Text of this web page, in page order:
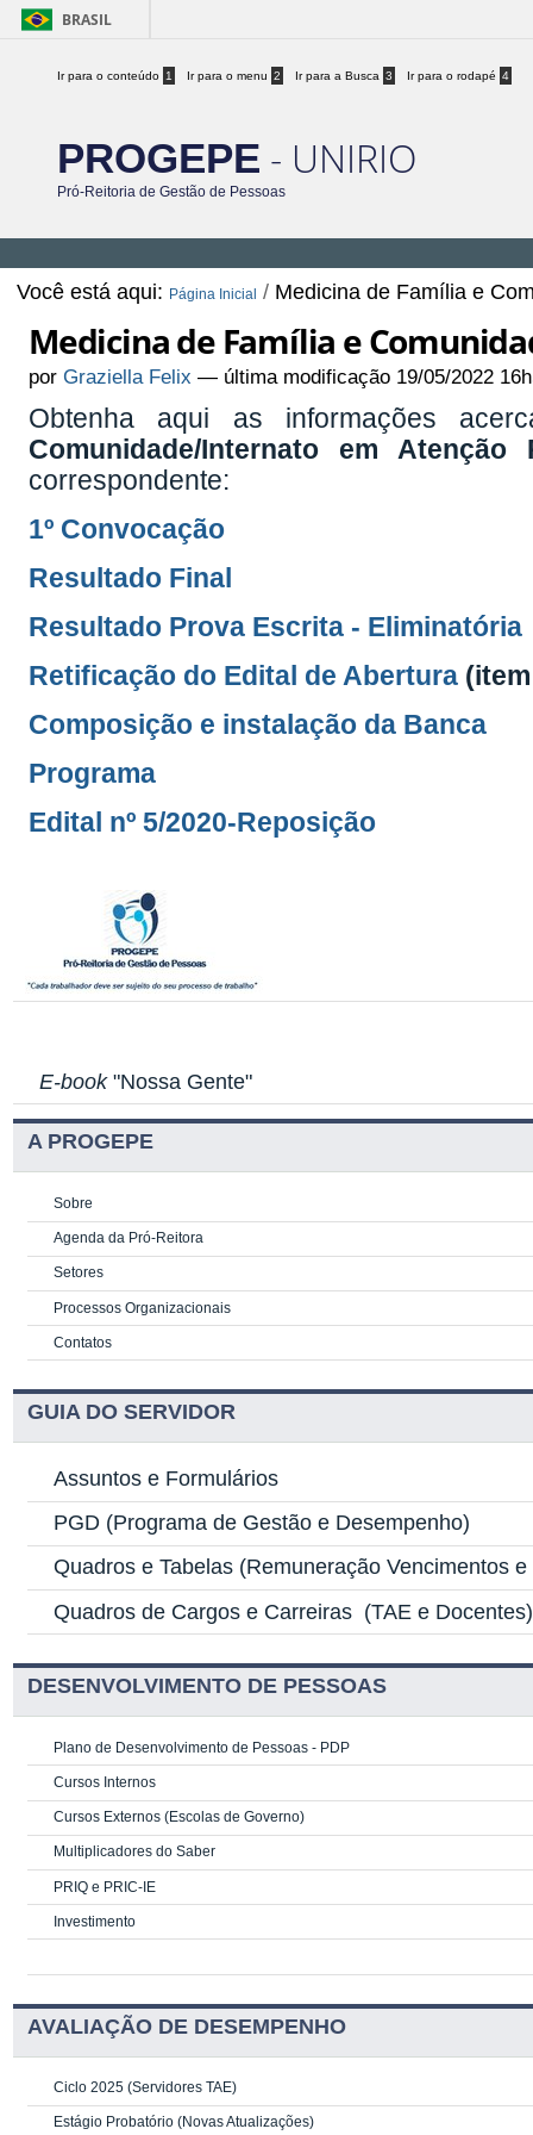
BRASIL
Ir para o conteúdo 1 Ir para o menu 2 Ir para a Busca 3 Ir para o rodapé 4
PROGEPE - UNIRIO
Pró-Reitoria de Gestão de Pessoas
Você está aqui: Página Inicial / Medicina de Família e
Medicina de Família e
porGraziella Felix — última modificação 19/05/2022
Obtenha aqui as informações
Comunidade/Internato em Atenção
correspondente:
1º Convocação
Resultado Final
Resultado Prova Escrita - Eliminatória
Retificação do Edital de Abertura
Composição e instalação da Banca
Programa
Edital nº 5/2020-Reposição
E-book"Nossa Gente"
A PROGEPE
Sobre
Agenda da Pró-Reitora
Setores
Processos Organizacionais
Contatos
GUIA DO SERVIDOR
Assuntos e Formulários
PGD (Programa de Gestão e Desempenho)
Quadros e Tabelas (Remuneração Vencimentos
Quadros de Cargos e Carreiras (TAE e Docentes)
DESENVOLVIMENTO DE PESSOAS
Plano de Desenvolvimento de Pessoas - PDP
Cursos Internos
Cursos Externos (Escolas de Governo)
Multiplicadores do Saber
PRIQ e PRIC-IE
Investimento
AVALIAÇÃO DE DESEMPENHO
Ciclo 2025 (Servidores TAE)
Estágio Probatório (Novas Atualizações)